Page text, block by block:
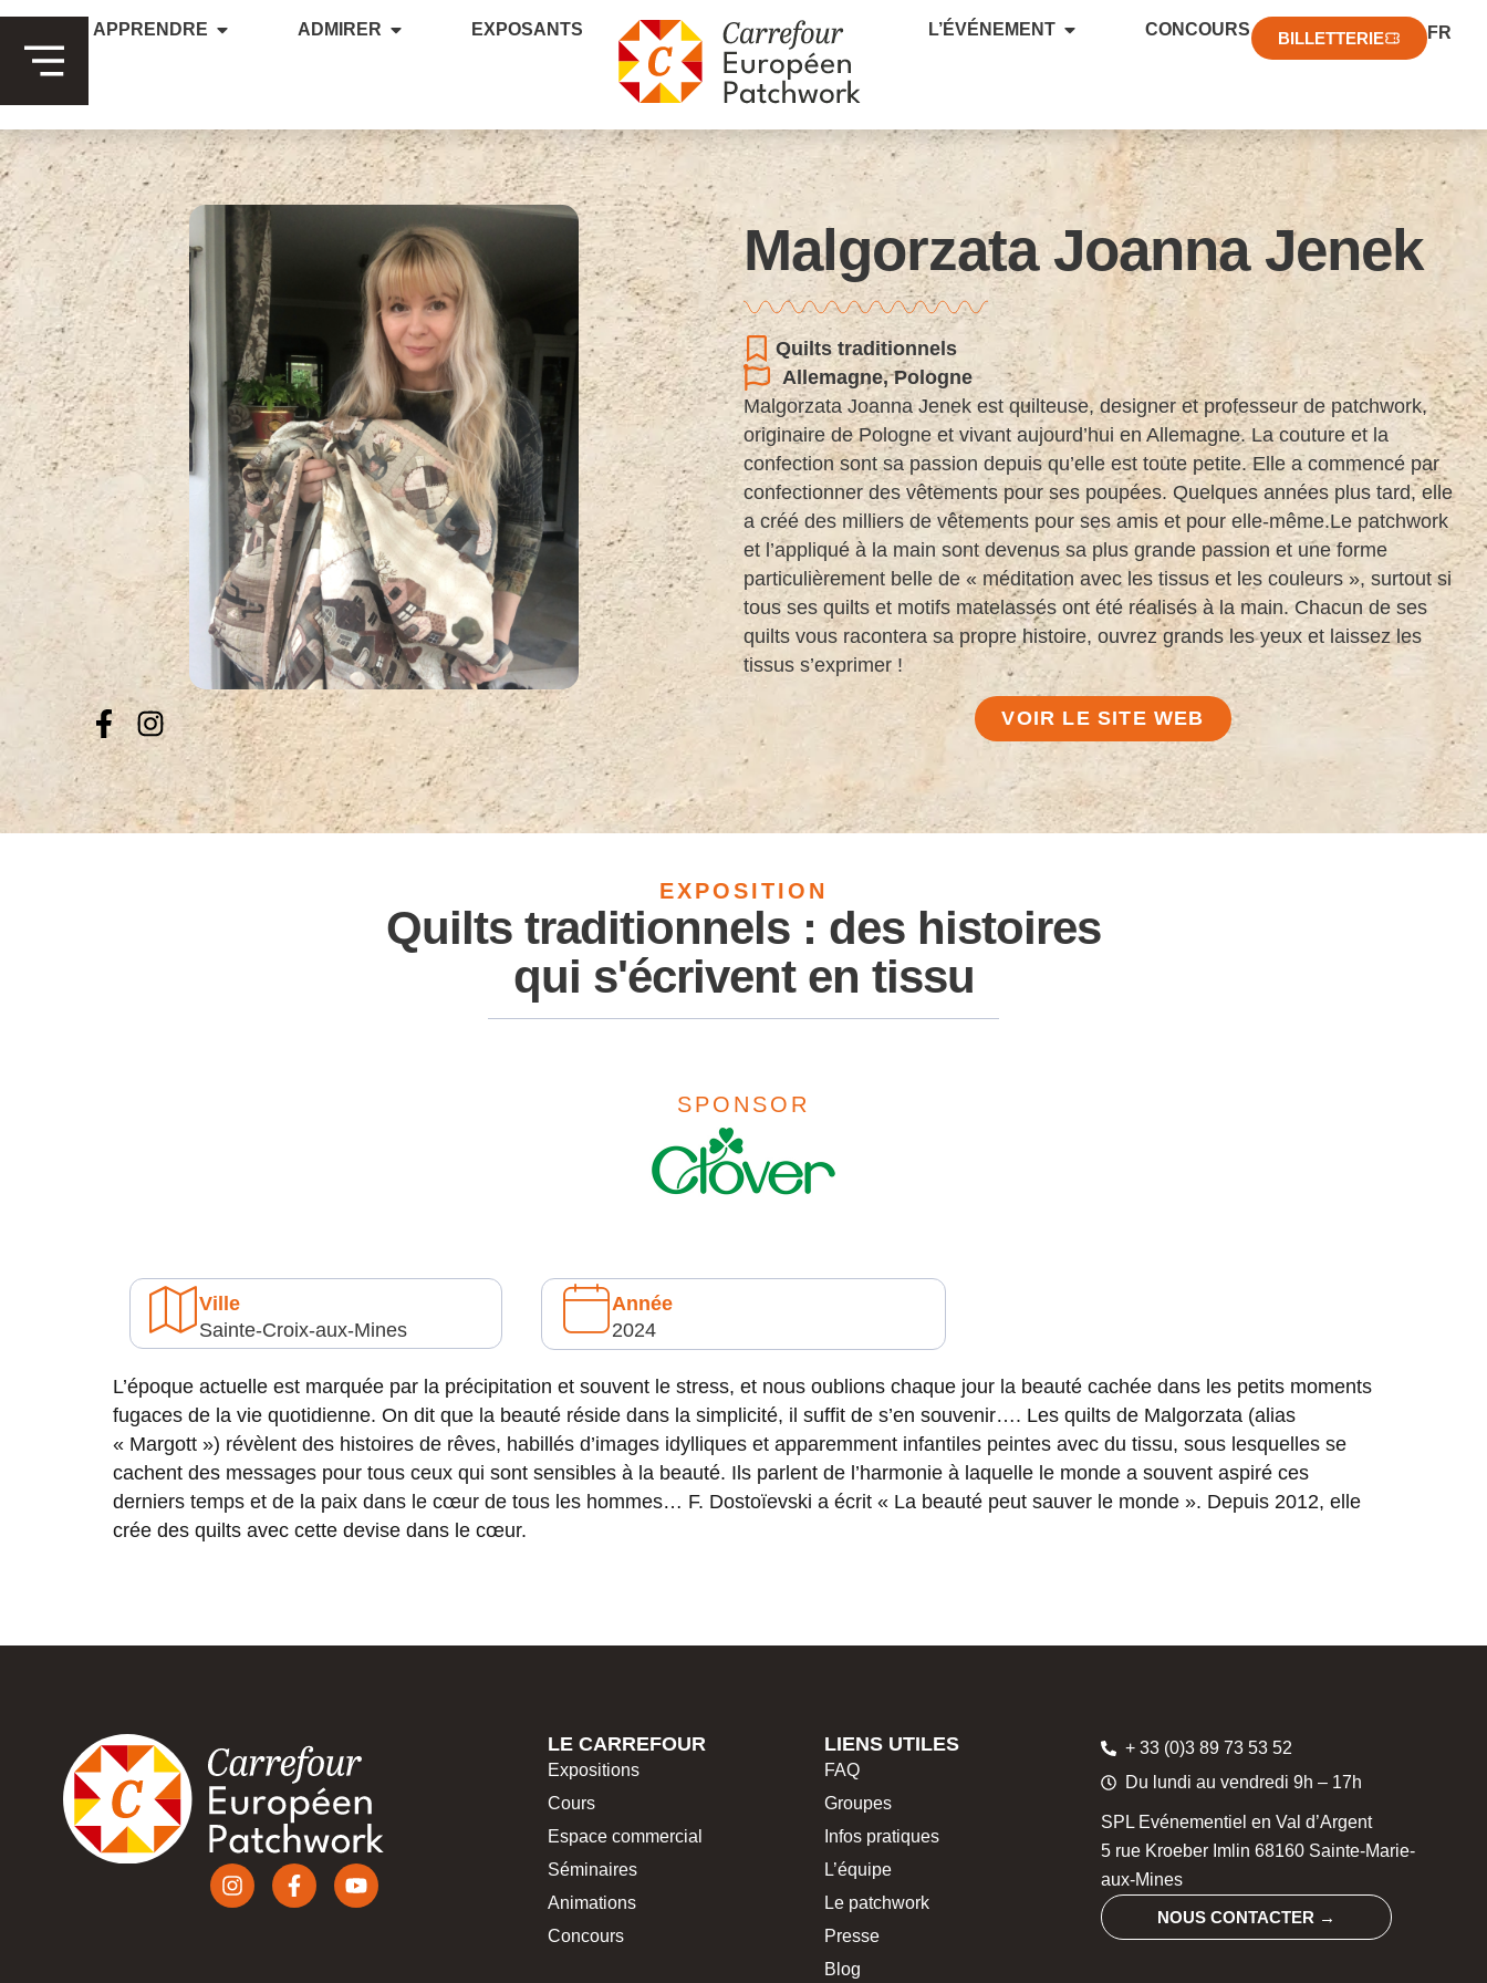
APPRENDRE ADMIRER EXPOSANTS L’ÉVÉNEMENT CONCOURS BILLETTERIE FR
DE
Malgorzata Joanna Jenek
Quilts traditionnels
Allemagne,Pologne
Malgorzata Joanna Jenek est quilteuse, designer et professeur de patchwork,
originaire de Pologne et vivant aujourd’hui en Allemagne. La couture et la
confection sont sa passion depuis qu’elle est toute petite. Elle a commencé par
confectionner des vêtements pour ses poupées. Quelques années plus tard, elle
a créé des milliers de vêtements pour ses amis et pour elle-même.Le patchwork
et l’appliqué à la main sont devenus sa plus grande passion et une forme
particulièrement belle de « méditation avec les tissus et les couleurs », surtout si
tous ses quilts et motifs matelassés ont été réalisés à la main. Chacun de ses
quilts vous racontera sa propre histoire, ouvrez grands les yeux et laissez les
tissus s’exprimer !
VOIR LE SITE WEB
EXPOSITION
Quilts traditionnels : des histoires
qui s'écrivent en tissu
SPONSOR
Ville
Sainte-Croix-aux-Mines
Année
2024
L’époque actuelle est marquée par la précipitation et souvent le stress, et nous oublions chaque jour la beauté cachée dans les petits moments
fugaces de la vie quotidienne. On dit que la beauté réside dans la simplicité, il suffit de s’en souvenir…. Les quilts de Malgorzata (alias
« Margott ») révèlent des histoires de rêves, habillés d’images idylliques et apparemment infantiles peintes avec du tissu, sous lesquelles se
cachent des messages pour tous ceux qui sont sensibles à la beauté. Ils parlent de l’harmonie à laquelle le monde a souvent aspiré ces
derniers temps et de la paix dans le cœur de tous les hommes… F. Dostoïevski a écrit « La beauté peut sauver le monde ». Depuis 2012, elle
crée des quilts avec cette devise dans le cœur.
LE CARREFOUR
Expositions
Cours
Espace commercial
Séminaires
Animations
Concours
LIENS UTILES
FAQ
Groupes
Infos pratiques
L’équipe
Le patchwork
Presse
Blog
+ 33 (0)3 89 73 53 52
Du lundi au vendredi 9h – 17h
SPL Evénementiel en Val d’Argent
5 rue Kroeber Imlin 68160 Sainte-Marie-
aux-Mines
NOUS CONTACTER →